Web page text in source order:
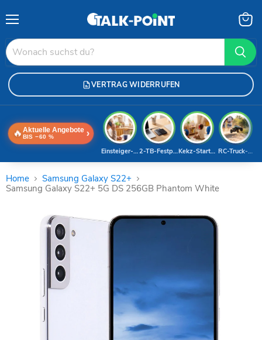
VERTRAG WIDERRUFEN
🔥 Aktuelle Angebote
BIS −60 % ›
RC-Truck-Deal
Kekz-Starterset
2-TB-Festplatte
Einsteiger-Handy
Home
Samsung Galaxy S22+
Samsung Galaxy S22+ 5G DS 256GB Phantom White